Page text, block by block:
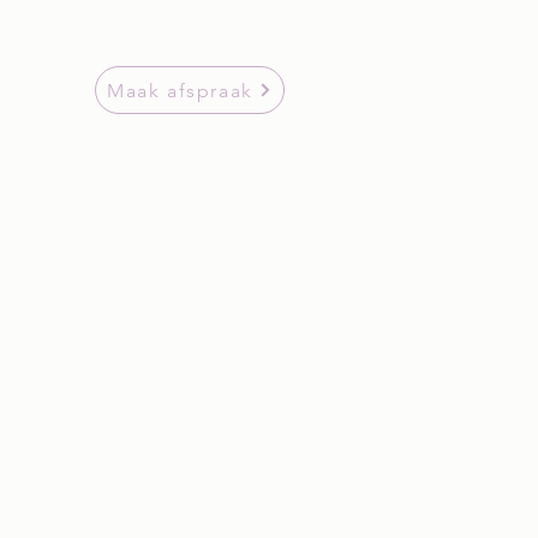
Maak afspraak